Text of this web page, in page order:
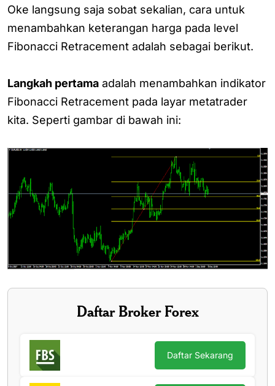
Oke langsung saja sobat sekalian, cara untuk
menambahkan keterangan harga pada level
Fibonacci Retracement adalah sebagai berikut.
Langkah pertama adalah menambahkan indikator
Fibonacci Retracement pada layar metatrader
kita. Seperti gambar di bawah ini:
Daftar Broker Forex
Daftar Sekarang